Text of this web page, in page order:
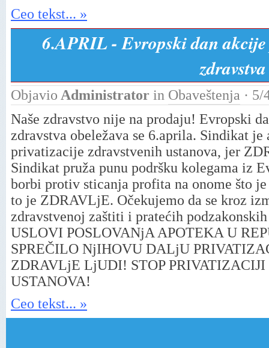
Ceo tekst... »
6.APRIL - Evropski dan
zdravstva
Objavio Administrator in Obaveštenja ·
Naše zdravstvo nije na prodaju! Evropski
zdravstva obeležava se 6.aprila. Sindikat
privatizacije zdravstvenih ustanova, jer
Sindikat pruža punu podršku kolegama iz
borbi protiv sticanja profita na onome što
to je ZDRAVLjE. Očekujemo da se kroz
zdravstvenoj zaštiti i pratećih
USLOVI POSLOVANјA APOTEKA U
SPREČILO NјIHOVU DALjU
ZDRAVLjE LjUDI! STOP
USTANOVA!
Ceo tekst... »